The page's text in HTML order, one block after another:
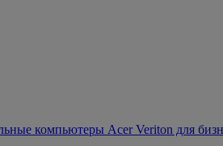
компьютеры Acer Veriton для